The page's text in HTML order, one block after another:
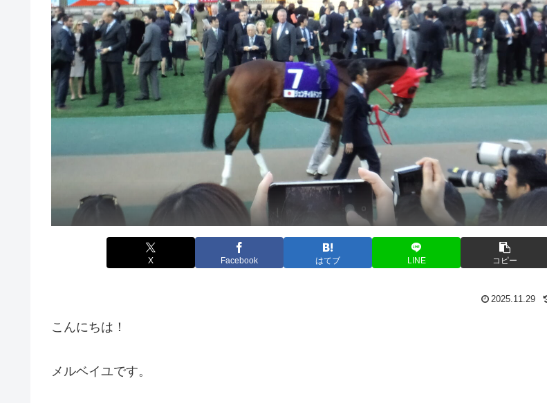
X Facebook はてブ LINE コピー
2025.11.29
こんにちは！
メルベイユです。